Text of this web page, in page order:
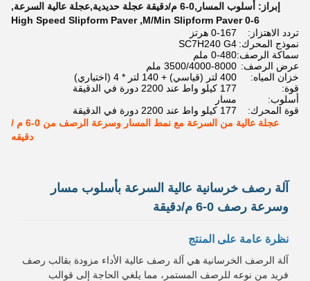
إبراز: أسلوب المسار,0-6 م/دقيقة عجلة حديدية,عجلة عالية السرعة
,
0-6 M/Min Slipform Paver
,
High Speed Slipform Paver
تردد الاهتزاز:
0-167 هرتز
نموذج المحرك: SC7H240 G4
سماكة الرصف:0-480 ملم
عرض الرصف: 3500/4000-8000 ملم
خزان المياه:
400 لتر (قياسي) + 140 لتر * 4 (اختياري)
قوة:
177 كيلو واط عند 2200 دورة في الدقيقة
أسلوب:
مسار
قوة المحرك:
177 كيلو واط عند 2200 دورة في الدقيقة
عجلة عالية من السرعة مع نمط المسار وسرعة الرصف من 0-6 م /
دقيقه
آلة رصف خرسانية عالية السرعة بأسلوب مسار
وسرعة رصف 0-6 م/دقيقة
نظرة عامة على المنتج
آلة الرصف الخرسانية هي آلة رصف عالية الأداء مزودة بقالب رصف
فريد من نوعه للرصف المستمر، مما يلغي الحاجة إلى قوالب